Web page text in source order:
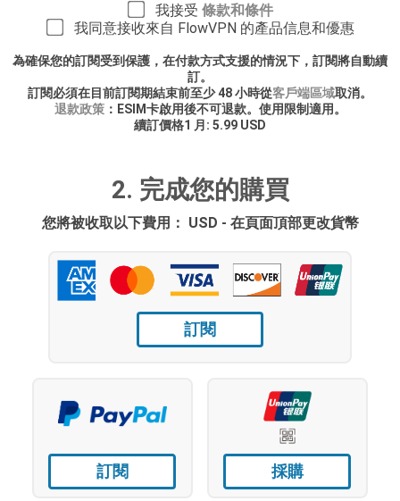
我接受 條款和條件
我同意接收來自 FlowVPN 的產品信息和優惠
為確保您的訂閱受到保護，在付款方式支援的情況下，訂閱將自動續
訂。
訂閱必須在目前訂閱期結束前至少 48 小時從客戶端區域取消。
退款政策：ESIM卡啟用後不可退款。使用限制適用。
續訂價格1 月: 5.99 USD
2. 完成您的購買
您將被收取以下費用： USD - 在頁面頂部更改貨幣
訂閱
訂閱 採購